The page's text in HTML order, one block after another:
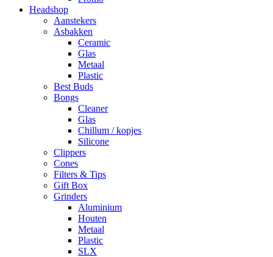
Headshop
Aanstekers
Asbakken
Ceramic
Glas
Metaal
Plastic
Best Buds
Bongs
Cleaner
Glas
Chillum / kopjes
Silicone
Clippers
Cones
Filters & Tips
Gift Box
Grinders
Aluminium
Houten
Metaal
Plastic
SLX